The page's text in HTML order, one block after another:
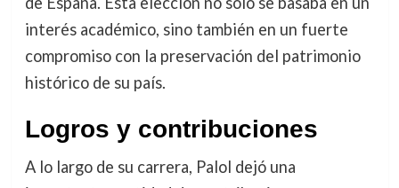
interés académico, sino también en un fuerte
compromiso con la preservación del patrimonio
histórico de su país.
Logros y contribuciones
A lo largo de su carrera, Palol dejó una